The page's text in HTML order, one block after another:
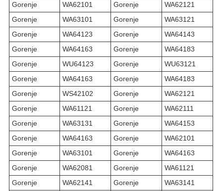
Gorenje
WA62101 Gorenje
WA62121
Gorenje
WA63101 Gorenje
WA63121
Gorenje
WA64123 Gorenje
WA64143
Gorenje
WA64163 Gorenje
WA64183
Gorenje
WU64123 Gorenje
WU63121
Gorenje
WA64163 Gorenje
WA64183
Gorenje
WS42102 Gorenje
WA62121
Gorenje
WA61121 Gorenje
WA62111
Gorenje
WA63131 Gorenje
WA64153
Gorenje
WA64163 Gorenje
WA62101
Gorenje
WA63101 Gorenje
WA64163
Gorenje
WA62081 Gorenje
WA61121
Gorenje
WA62141 Gorenje
WA63141